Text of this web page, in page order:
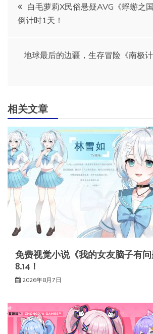
章
白毛萝莉X民俗悬疑AVG《蜉蝣之
倒计时1天！
地球最后的边疆，生存冒险《南极
相关文章
免费视觉小说《我的女友脑子有
8.14！
2026年8月7日